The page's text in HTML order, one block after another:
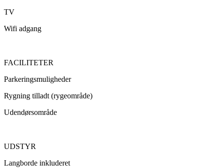
TV
Wifi adgang
FACILITETER
Parkeringsmuligheder
Rygning tilladt (rygeområde)
Udendørsområde
UDSTYR
Langborde inkluderet